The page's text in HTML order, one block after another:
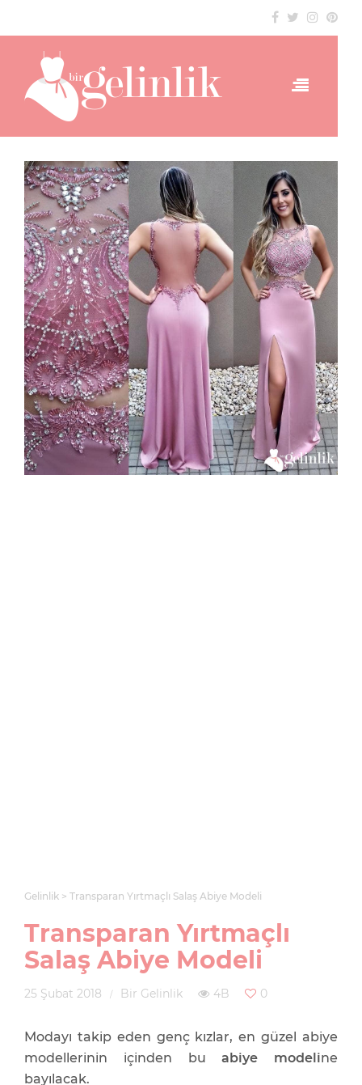
Gelinlik Transparan Yırtmaçlı Salaş Abiye Modeli
Transparan Yırtmaçlı
Salaş Abiye Modeli
25 Şubat 2018 Bir Gelinlik 4B 0
Modayı takip eden genç kızlar, en güzel abiye
modellerinin içinden buabiye modeline
bayılacak.